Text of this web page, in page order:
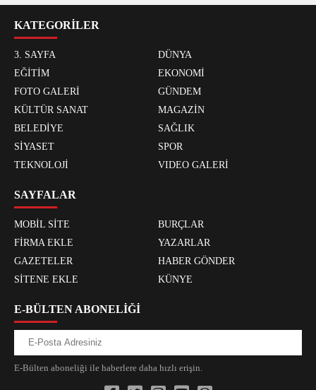
KATEGORİLER
3. SAYFA
DÜNYA
EĞİTİM
EKONOMİ
FOTO GALERİ
GÜNDEM
KÜLTÜR SANAT
MAGAZİN
BELEDİYE
SAĞLIK
SİYASET
SPOR
TEKNOLOJİ
VIDEO GALERİ
SAYFALAR
MOBİL SİTE
BURÇLAR
FİRMA EKLE
YAZARLAR
GAZETELER
HABER GÖNDER
SİTENE EKLE
KÜNYE
E-BÜLTEN ABONELİĞİ
E-Bülten aboneliği ile haberlere daha hızlı erişin.